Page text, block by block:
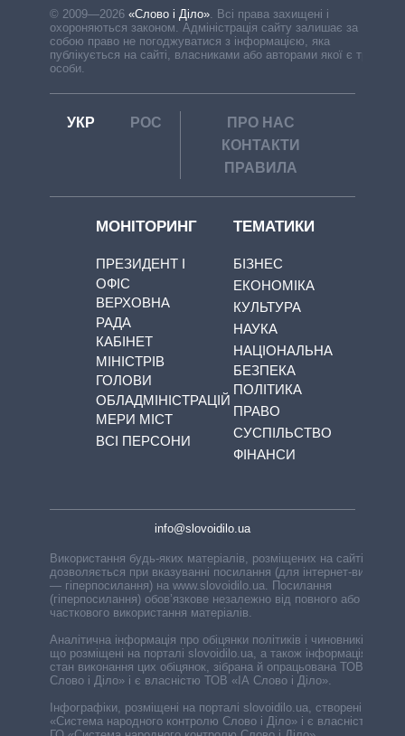
© 2009—2026 «Слово і Діло». Всі права захищені і
охороняються законом. Адміністрація сайту залишає за
собою право не погоджуватися з інформацією, яка
публікується на сайті, власниками або авторами якої є треті
особи.
УКР РОС
ПРО НАС
КОНТАКТИ
ПРАВИЛА
МОНІТОРИНГ
ПРЕЗИДЕНТ І
ОФІС
ВЕРХОВНА
РАДА
КАБІНЕТ
МІНІСТРІВ
ГОЛОВИ
ОБЛАДМІНІСТРАЦІЙ
МЕРИ МІСТ
ВСІ ПЕРСОНИ
ТЕМАТИКИ
БІЗНЕС
ЕКОНОМІКА
КУЛЬТУРА
НАУКА
НАЦІОНАЛЬНА
БЕЗПЕКА
ПОЛІТИКА
ПРАВО
СУСПІЛЬСТВО
ФІНАНСИ
info@slovoidilo.ua
Використання будь-яких матеріалів, розміщених на сайті,
дозволяється при вказуванні посилання (для інтернет-видань
— гіперпосилання) на www.slovoidilo.ua. Посилання
(гіперпосилання) обов’язкове незалежно від повного або
часткового використання матеріалів.
Аналітична інформація про обіцянки політиків і чиновників,
що розміщені на порталі slovoidilo.ua, а також інформація про
стан виконання цих обіцянок, зібрана й опрацьована ТОВ «ІА
Слово і Діло» і є власністю ТОВ «ІА Слово і Діло».
Інфографіки, розміщені на порталі slovoidilo.ua, створені ГО
«Система народного контролю Слово і Діло» і є власністю